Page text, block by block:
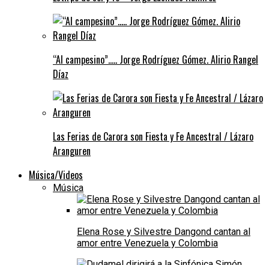
“Al campesino”….. Jorge Rodríguez Gómez. Alirio Rangel
Díaz
Las Ferias de Carora son Fiesta y Fe Ancestral / Lázaro
Aranguren
Música/Videos
Música
Elena Rose y Silvestre Dangond cantan al
amor entre Venezuela y Colombia